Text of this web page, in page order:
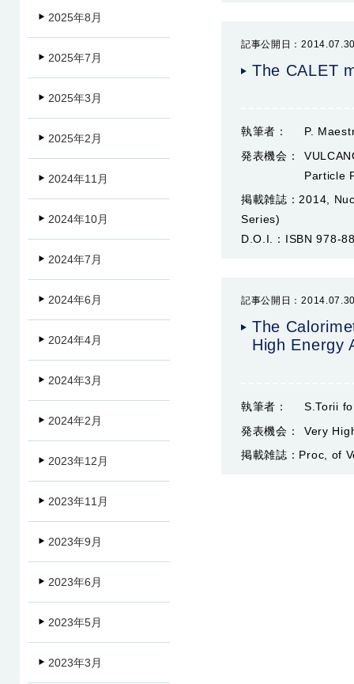
記事公開日：
The CALET
執筆者：
P.
発表機会：
Particle
掲載雑誌：2014,
Series)
D.O.I.： ISBN 978-
記事公開日：
The
High Energy
執筆者：
S.Torii
発表機会：
Very
掲載雑誌： Proc, of
2025年8月
2025年7月
2025年3月
2025年2月
2024年11月
2024年10月
2024年7月
2024年6月
2024年4月
2024年3月
2024年2月
2023年12月
2023年11月
2023年9月
2023年6月
2023年5月
2023年3月